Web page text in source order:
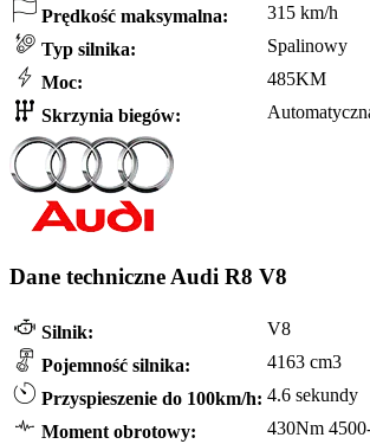
Prędkość maksymalna:
315 km/h
Typ silnika:
Spalinowy
Moc:
485KM
Skrzynia biegów:
Dane techniczne Audi R8 V8
Silnik:
V8
Pojemność silnika:
4163 cm3
Przyspieszenie do 100km/h: 4.6 sekundy
Moment obrotowy:
430Nm